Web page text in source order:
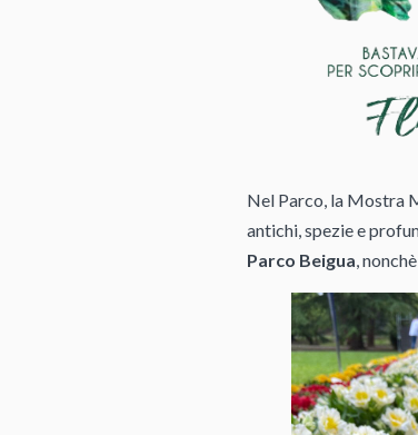
Nel Parco, la Mostra
antichi, spezie e
Parco Beigua,